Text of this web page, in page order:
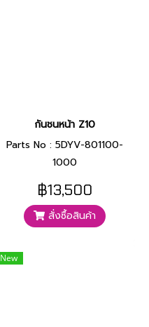
กันชนหน้า Z10
Parts No : 5DYV-801100-
1000
฿13,500
สั่งซื้อสินค้า
New